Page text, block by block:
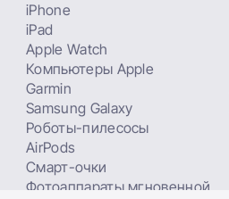
iPhone
iPad
Apple Watch
Компьютеры Apple
Garmin
Samsung Galaxy
Роботы-пилесосы
AirPods
Смарт-очки
Фотоаппараты мгновенной